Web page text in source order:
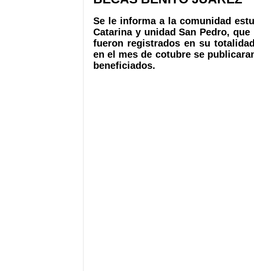
Se le informa a la comunidad
Catarina y unidad San Pedro,
fueron registrados en su
en el mes de cotubre se
beneficiados.